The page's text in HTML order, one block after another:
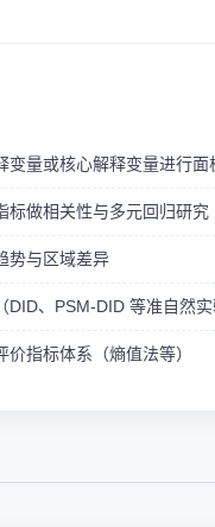
变量或核心解释变量进行面
标做相关性与多元回归研究
势与区域差异
DID、PSM-DID 等准自然实
价指标体系（熵值法等）